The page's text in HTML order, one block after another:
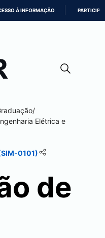
À INFORMAÇÃO PARTICIPE
/
Elétrica e
0101)
de